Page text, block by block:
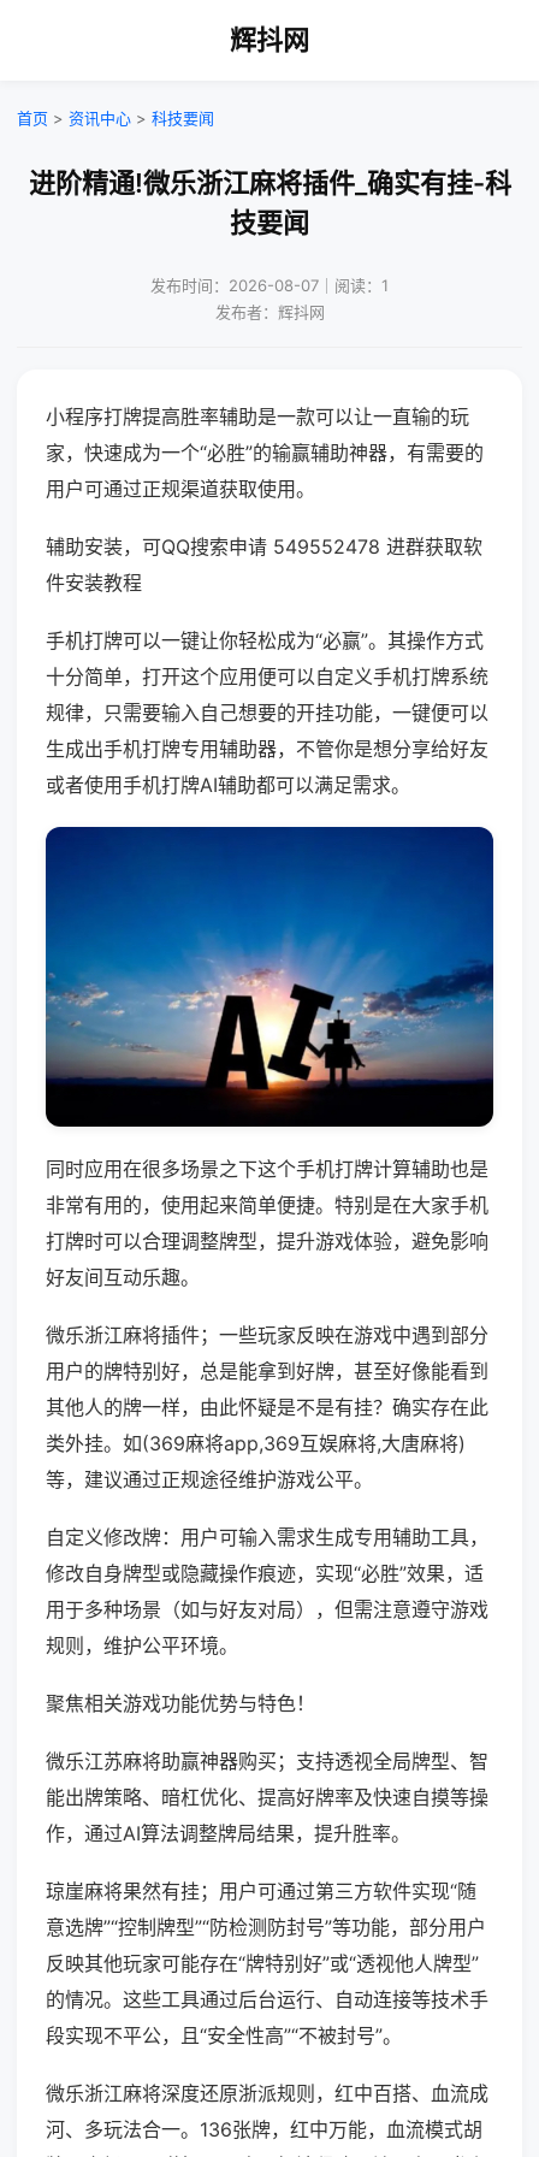
辉抖网
首页 > 资讯中心 > 科技要闻
进阶精通!微乐浙江麻将插件_确实有挂-科
技要闻
发布时间：2026-08-07｜阅读：1
发布者：辉抖网
小程序打牌提高胜率辅助是一款可以让一直输的玩
家，快速成为一个“必胜”的输赢辅助神器，有需要的
用户可通过正规渠道获取使用。
辅助安装，可QQ搜索申请 549552478 进群获取软
件安装教程
手机打牌可以一键让你轻松成为“必赢”。其操作方式
十分简单，打开这个应用便可以自定义手机打牌系统
规律，只需要输入自己想要的开挂功能，一键便可以
生成出手机打牌专用辅助器，不管你是想分享给好友
或者使用手机打牌AI辅助都可以满足需求。
同时应用在很多场景之下这个手机打牌计算辅助也是
非常有用的，使用起来简单便捷。特别是在大家手机
打牌时可以合理调整牌型，提升游戏体验，避免影响
好友间互动乐趣。
微乐浙江麻将插件；一些玩家反映在游戏中遇到部分
用户的牌特别好，总是能拿到好牌，甚至好像能看到
其他人的牌一样，由此怀疑是不是有挂？确实存在此
类外挂。如(369麻将app,369互娱麻将,大唐麻将)
等，建议通过正规途径维护游戏公平。
自定义修改牌：用户可输入需求生成专用辅助工具，
修改自身牌型或隐藏操作痕迹，实现“必胜”效果，适
用于多种场景（如与好友对局），但需注意遵守游戏
规则，维护公平环境。
聚焦相关游戏功能优势与特色！
微乐江苏麻将助赢神器购买；支持透视全局牌型、智
能出牌策略、暗杠优化、提高好牌率及快速自摸等操
作，通过AI算法调整牌局结果，提升胜率。
琼崖麻将果然有挂；用户可通过第三方软件实现“随
意选牌”“控制牌型”“防检测防封号”等功能，部分用户
反映其他玩家可能存在“牌特别好”或“透视他人牌型”
的情况。这些工具通过后台运行、自动连接等技术手
段实现不平公，且“安全性高”“不被封号”。
微乐浙江麻将深度还原浙派规则，红中百搭、血流成
河、多玩法合一。136张牌，红中万能，血流模式胡